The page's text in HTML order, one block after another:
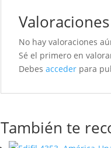
Valoraciones
No hay valoraciones
Sé el primero en
Debesacceder para
También te